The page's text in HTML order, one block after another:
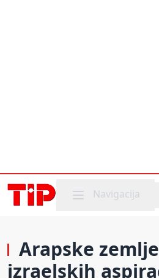
Mobile menu
Navigacija
Arapske
izraelskih